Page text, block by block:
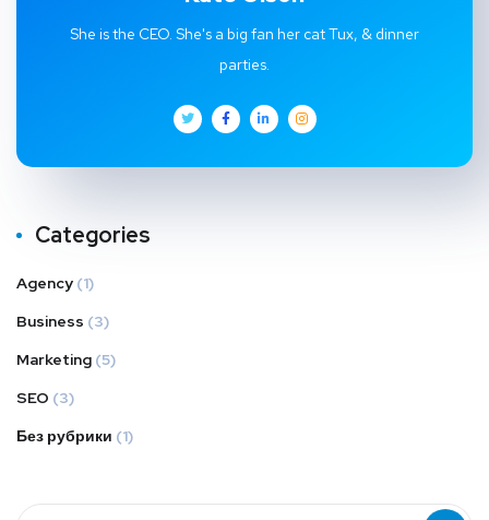
She is the CEO. She's a big fan her cat Tux, & dinner
parties.
Categories
Agency (1)
Business (3)
Marketing (5)
SEO (3)
Без рубрики (1)